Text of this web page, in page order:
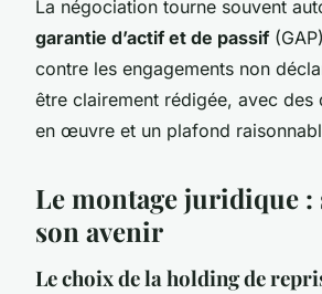
La négociation tourne souvent
garantie d’actif et de passif
contre les engagements non
être clairement rédigée, avec des
en œuvre et un plafond
Le montage juridique :
son avenir
Le choix de la holding de